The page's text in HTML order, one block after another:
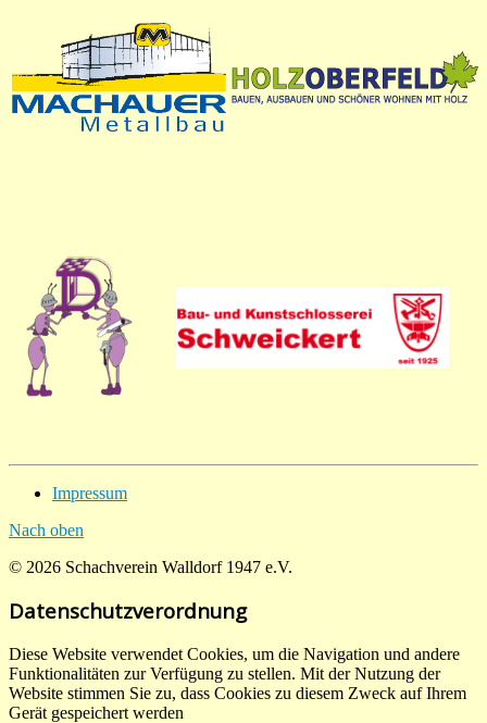
Impressum
Nach oben
© 2026 Schachverein Walldorf 1947 e.V.
Datenschutzverordnung
Diese Website verwendet Cookies, um die Navigation und andere
Funktionalitäten zur Verfügung zu stellen. Mit der Nutzung der
Website stimmen Sie zu, dass Cookies zu diesem Zweck auf Ihrem
Gerät gespeichert werden